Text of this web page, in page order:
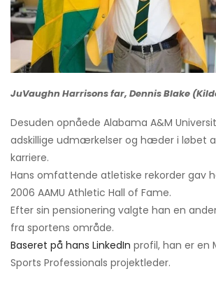
JuVaughn Harrisons far, Dennis Blake
Desuden opnåede Alabama A&M
adskillige udmærkelser og hæder i løbet
karriere.
Hans omfattende atletiske rekorder gav
2006 AAMU Athletic Hall of Fame.
Efter sin pensionering valgte han en
fra sportens område.
Baseret på hans LinkedIn profil, han er en
Sports Professionals projektleder.